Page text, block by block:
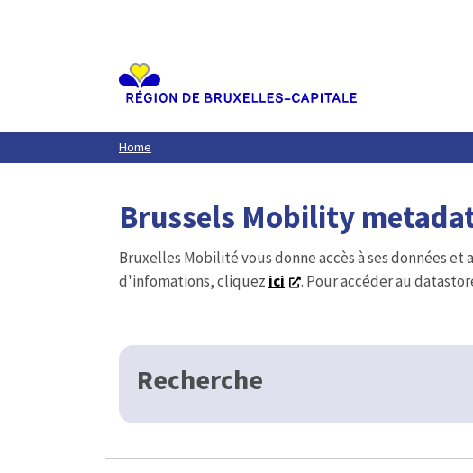
Home
Brussels Mobility
Bruxelles Mobilité vous donne accès à ses données
d'infomations, cliquez ici . Pour accéder au
Recherche